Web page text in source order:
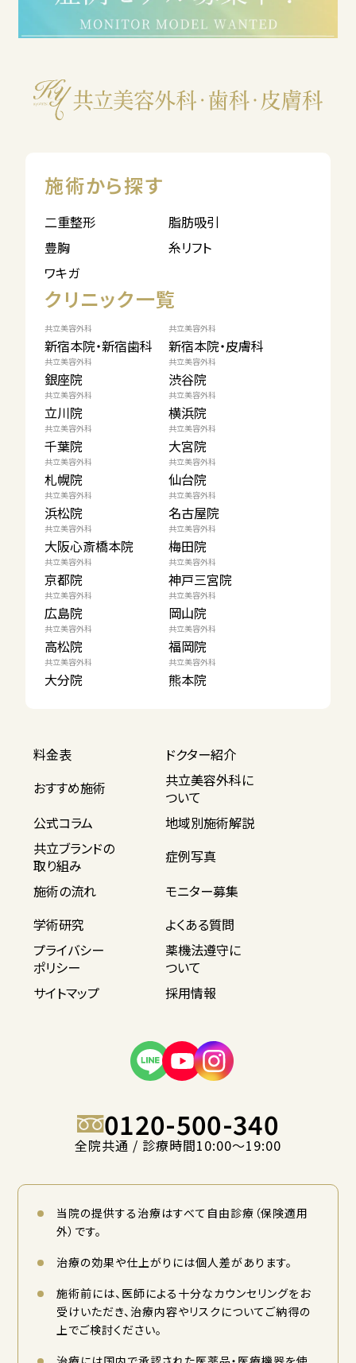
施術から探す
二重整形
脂肪吸引
豊胸
糸リフト
ワキガ
クリニック一覧
共立美容外科
新宿本院・新宿歯科
共立美容外科
新宿本院・皮膚科
共立美容外科
銀座院
共立美容外科
渋谷院
共立美容外科
立川院
共立美容外科
横浜院
共立美容外科
千葉院
共立美容外科
大宮院
共立美容外科
札幌院
共立美容外科
仙台院
共立美容外科
浜松院
共立美容外科
名古屋院
共立美容外科
大阪心斎橋本院
共立美容外科
梅田院
共立美容外科
京都院
共立美容外科
神戸三宮院
共立美容外科
広島院
共立美容外科
岡山院
共立美容外科
高松院
共立美容外科
福岡院
共立美容外科
大分院
共立美容外科
熊本院
料金表
ドクター紹介
おすすめ施術
共立美容外科に
ついて
公式コラム
地域別施術解説
共立ブランドの
取り組み
症例写真
施術の流れ
モニター募集
学術研究
よくある質問
プライバシー
ポリシー
薬機法遵守に
ついて
サイトマップ
採用情報
0120-500-340
全院共通 / 診療時間10:00〜19:00
当院の提供する治療はすべて自由診療（保険適用
外）です。
治療の効果や仕上がりには個人差があります。
施術前には、医師による十分なカウンセリングをお
受けいただき、治療内容やリスクについてご納得の
上でご検討ください。